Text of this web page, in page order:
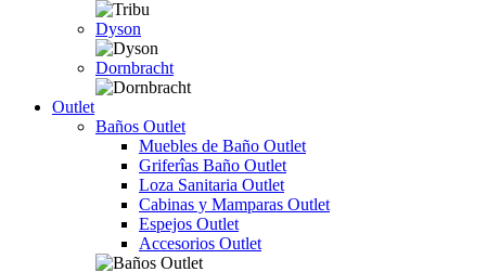
Dyson
Dornbracht
Outlet
Baños Outlet
Muebles de Baño Outlet
Griferîas Baño Outlet
Loza Sanitaria Outlet
Cabinas y Mamparas Outlet
Espejos Outlet
Accesorios Outlet